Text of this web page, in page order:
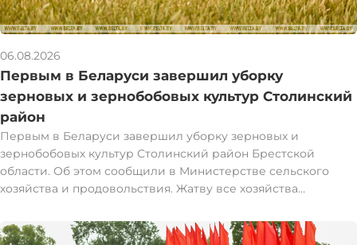
06.08.2026
Первым в Беларуси завершил уборку
зерновых и зернобобовых культур Столинский
район
Первым в Беларуси завершил уборку зерновых и
зернобобовых культур Столинский район Брестской
области. Об этом сообщили в Министерстве сельского
хозяйства и продовольствия. Жатву все хозяйства
"Валовой сбор зерна в общий каравай составил 120 тыс. т
при урожайности 53,7 ц/га. К 2025 году прибавили 9,4 тыс. т